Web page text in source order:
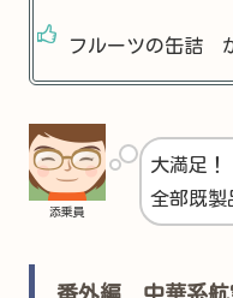
フルーツの缶詰
添乗員
大満足！
全部既
番外編 中華系